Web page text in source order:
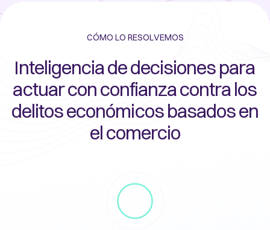
CÓMO LO RESOLVEMOS
Inteligencia de decisiones para
actuar con confianza contra los
delitos económicos basados en
el comercio